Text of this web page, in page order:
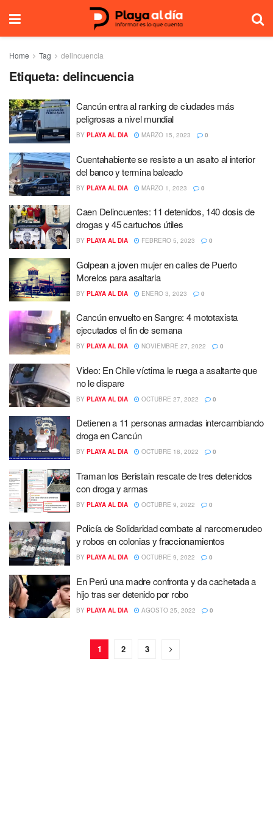
Home Tag delincuencia
Etiqueta: delincuencia
Cancún entra al ranking de ciudades más
peligrosas a nivel mundial
BY PLAYA AL DIA MARZO 15, 2023 0
Cuentahabiente se resiste a un asalto al interior
del banco y termina baleado
BY PLAYA AL DIA MARZO 1, 2023 0
Caen Delincuentes: 11 detenidos, 140 dosis de
drogas y 45 cartuchos útiles
BY PLAYA AL DIA FEBRERO 5, 2023 0
Golpean a joven mujer en calles de Puerto
Morelos para asaltarla
BY PLAYA AL DIA ENERO 3, 2023 0
Cancún envuelto en Sangre: 4 mototaxista
ejecutados el fin de semana
BY PLAYA AL DIA NOVIEMBRE 27, 2022 0
Video: En Chile víctima le ruega a asaltante que
no le dispare
BY PLAYA AL DIA OCTUBRE 27, 2022 0
Detienen a 11 personas armadas intercambiando
droga en Cancún
BY PLAYA AL DIA OCTUBRE 18, 2022 0
Traman los Beristain rescate de tres detenidos
con droga y armas
BY PLAYA AL DIA OCTUBRE 9, 2022 0
Policía de Solidaridad combate al narcomenudeo
y robos en colonias y fraccionamientos
BY PLAYA AL DIA OCTUBRE 9, 2022 0
En Perú una madre confronta y da cachetada a
hijo tras ser detenido por robo
BY PLAYA AL DIA AGOSTO 25, 2022 0
1 2 3